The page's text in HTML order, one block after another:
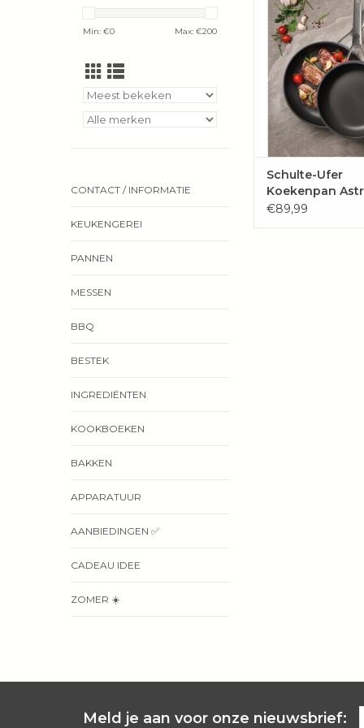
Min: €0 Max: €200
CONTACT / INFORMATIE
KEUKENGEREI
PANNEN
MESSEN
BBQ
BESTEK
INGREDIËNTEN
KOOKBOEKEN
BAKKEN
APPARATUUR
AANBIEDINGEN ✅
CADEAU IDEE
ZOMER ☀️
coating.
krasbestendig en
krokant bakken
TOEVOEGEN
Schulte-Ufer
Koekenpan
€89,99
Meld je aan voor onze nieuwsbrief: